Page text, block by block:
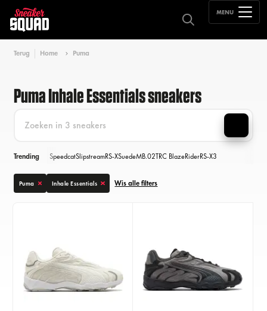
MENU
Terug Home Puma
Puma Inhale Essentials sneakers
Trending SpeedcatSlipstreamRS-XSuedeMB.02TRC BlazeRiderRS-X3
Puma Inhale Essentials Wis alle filters